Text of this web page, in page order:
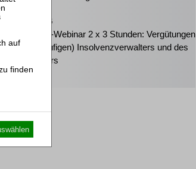
30.09.2026
Mitarbeiter-Webinar 2 x 3 Stunden: Vergütungen
des (vorläufigen) Insolvenzverwalters und des
Treuhänders